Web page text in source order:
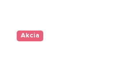
Akcia